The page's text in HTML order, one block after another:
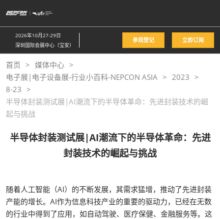
接
跳
至
内
容
2026年10月27-29日
深圳国际会展中心（宝安）
参观登记 立即订阅
首页
媒体中心
电子展|电子设备展-行业小百科-NEPCON ASIA
2023
8-23
半导体封装测试展|AI潮流下的半导体革命：先进封装技术的崛
起与挑战
半导体封装测试展|AI潮流下的半导体革命：先进
封装技术的崛起与挑战
随着人工智能（AI）的不断发展，其需求猛增，推动了先进封装
产能的增长。AI作为信息科技产业的重要的驱动力，已经在无数
的行业中得到了应用，如自动驾驶、医疗保健、金融服务等。这